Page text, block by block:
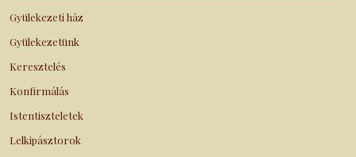
Gyülekezeti ház
Gyülekezetünk
Keresztelés
Konfirmálás
Istentiszteletek
Lelkipásztorok